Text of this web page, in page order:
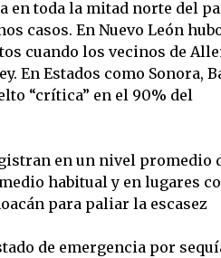
en toda la mitad norte del
casos. En Nuevo León
cuando los vecinos de
En Estados como Sonora,
“crítica” en el 90% del
en un nivel promedio
habitual y en lugares
para paliar la escasez
de emergencia por